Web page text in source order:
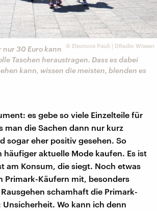
© Eleonora Pauli | DRadio Wissen
nur 30 Euro kann
Taschen heraustragen. Dass es dabei
kann, wissen die meisten, blenden es
es gebe so viele Einzelteile für
man die Sachen dann nur kurz
sogar eher positiv gesehen. So
häufiger aktuelle Mode kaufen. Es ist
am Konsum, die siegt. Noch etwas
Primark-Käufern mit, besonders
schamhaft die Primark-
Unsicherheit. Wo kann ich denn